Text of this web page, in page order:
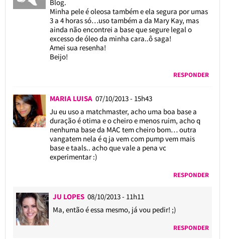
Blog.
Minha pele é oleosa também e ela segura por umas
3 a 4 horas só…uso também a da Mary Kay, mas
ainda não encontrei a base que segure legal o
excesso de óleo da minha cara..ô saga!
Amei sua resenha!
Beijo!
RESPONDER
MARIA LUISA 07/10/2013 - 15h43
Ju eu uso a matchmaster, acho uma boa base a
duração é otima e o cheiro e menos ruim, acho q
nenhuma base da MAC tem cheiro bom… outra
vangatem nela é q ja vem com pump vem mais
base e taals.. acho que vale a pena vc
experimentar :)
RESPONDER
JU LOPES 08/10/2013 - 11h11
Ma, então é essa mesmo, já vou pedir! ;)
RESPONDER